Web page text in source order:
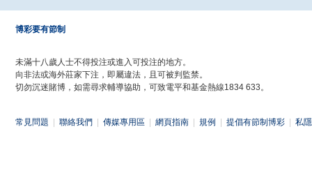
博彩要有節制
未滿十八歲人士不得投注或進入可投注的地方。
向非法或海外莊家下注，即屬違法，且可被判監禁。
切勿沉迷賭博，如需尋求輔導協助，可致電平和基金熱線1834 633。
常見問題 聯絡我們 傳媒專用區 網頁指南 規例 提倡有節制博彩 私